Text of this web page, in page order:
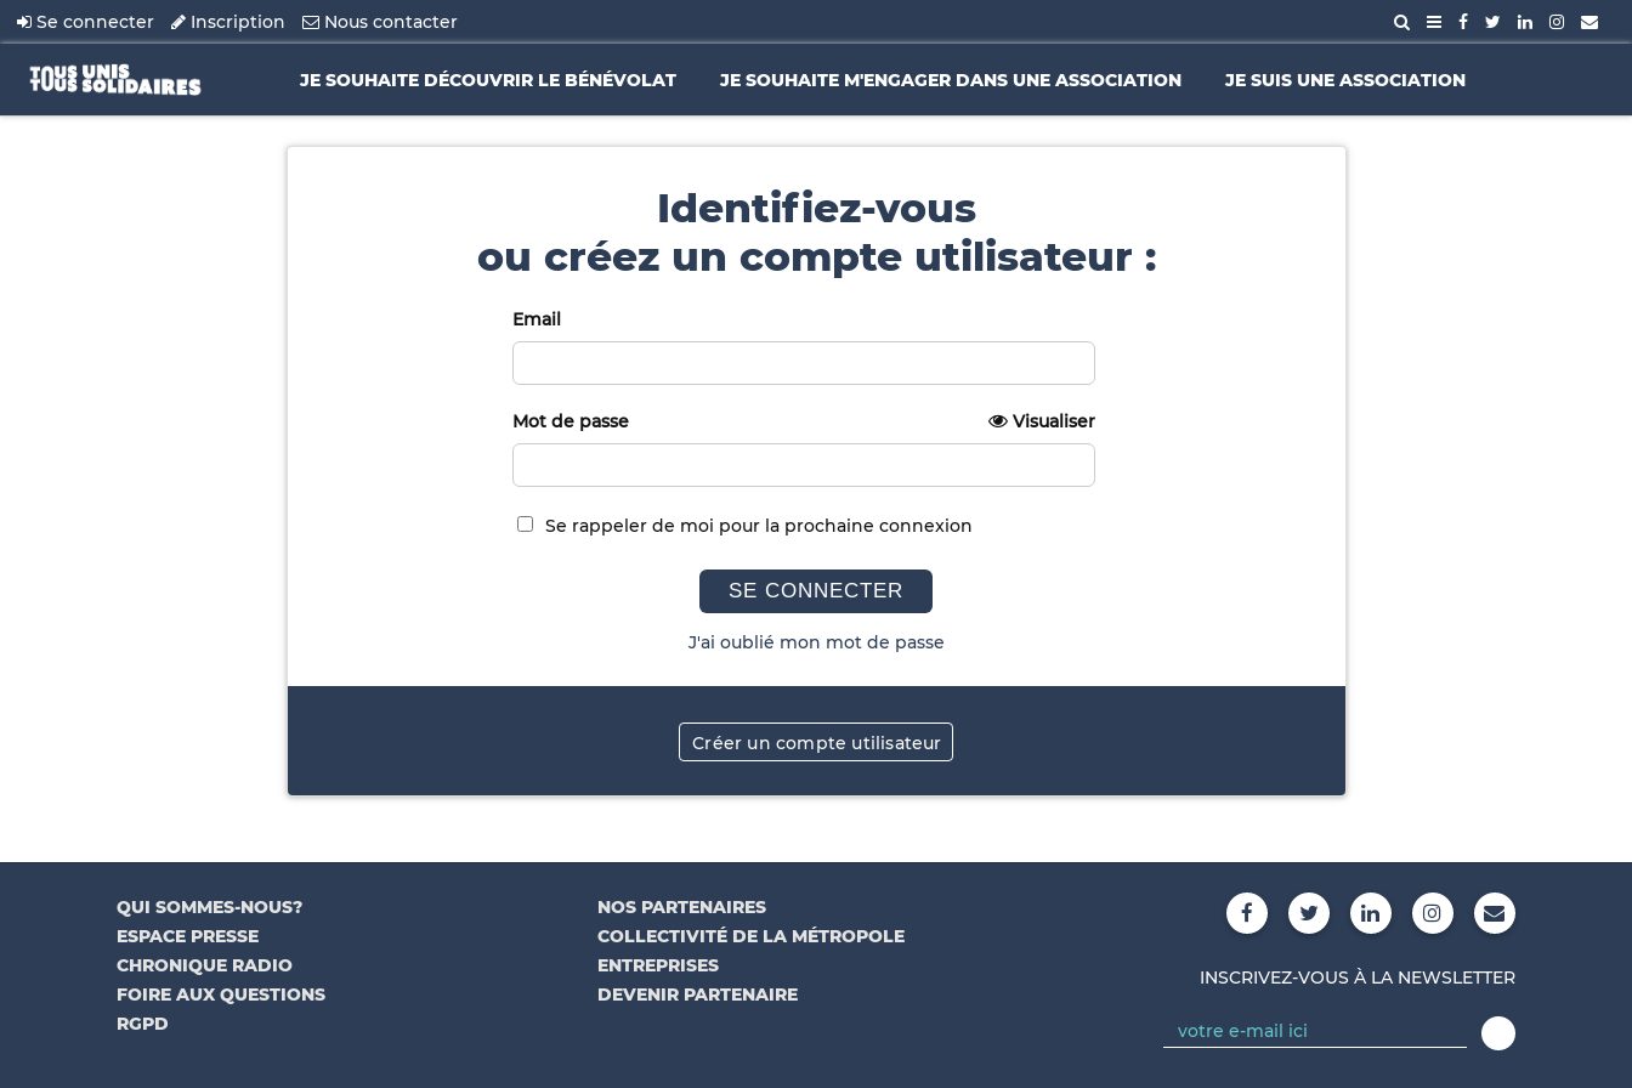
Se connecter Inscription Nous contacter
JE SOUHAITE DÉCOUVRIR LE BÉNÉVOLAT JE SOUHAITE M'ENGAGER DANS UNE ASSOCIATION JE SUIS UNE ASSOCIATION
Identifiez-vous
ou créez un compte utilisateur :
Email
Mot de passe Visualiser
Se rappeler de moi pour la prochaine connexion
SE CONNECTER
J'ai oublié mon mot de passe
Créer un compte utilisateur
QUI SOMMES-NOUS?
ESPACE PRESSE
CHRONIQUE RADIO
FOIRE AUX QUESTIONS
RGPD
NOS PARTENAIRES
COLLECTIVITÉ DE LA MÉTROPOLE
ENTREPRISES
DEVENIR PARTENAIRE
INSCRIVEZ-VOUS À LA NEWSLETTER